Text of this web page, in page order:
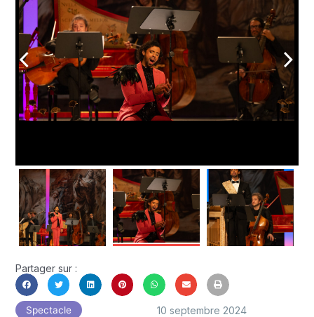
arrow_back_ios arrow_forward_ios
Partager sur :
Spectacle 10 septembre 2024